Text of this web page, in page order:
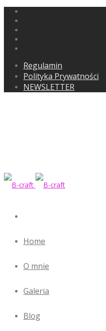
Regulamin
Polityka Prywatności
NEWSLETTER
Home
O mnie
Galeria
Blog